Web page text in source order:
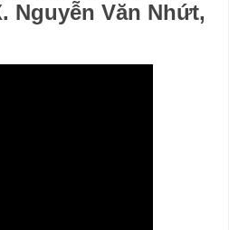
Nguyễn Văn Nhứt,